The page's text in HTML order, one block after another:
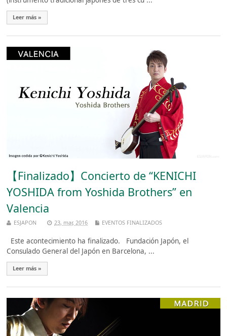
Leer más »
【Finalizado】Concierto de “KENICHI
YOSHIDA from Yoshida Brothers” en
Valencia
ESJAPON 23, mar, 2016 EVENTOS FINALIZADOS
Este acontecimiento ha finalizado. Fundación Japón, el
Consulado General del Japón en Barcelona, ...
Leer más »